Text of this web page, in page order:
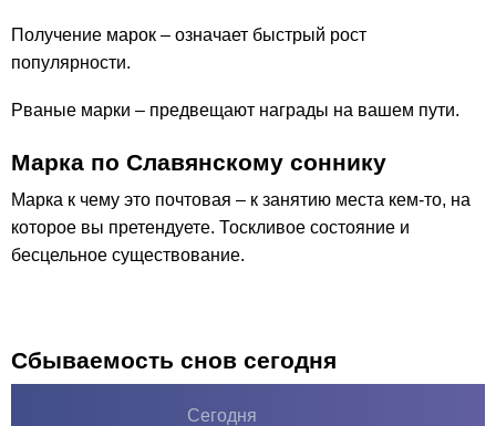
Получение марок – означает быстрый рост
популярности.
Рваные марки – предвещают награды на вашем пути.
Марка по Славянскому соннику
Марка к чему это почтовая – к занятию места кем-то, на
которое вы претендуете. Тоскливое состояние и
бесцельное существование.
Сбываемость снов сегодня
Сегодня